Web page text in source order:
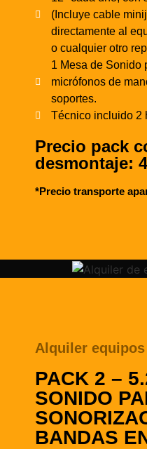
(Incluye cable
directamente al
o cualquier otro
1 Mesa de Sonido
micrófonos de
soportes.
Técnico incluido 2
Precio pack
desmontaje:
*Precio transporte
Alquiler
PACK 2 –
SONIDO
BANDAS